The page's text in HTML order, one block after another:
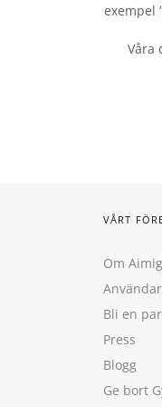
exempel
Våra
VÅRT
Om
Bli en
Press
Blogg
Ge bort